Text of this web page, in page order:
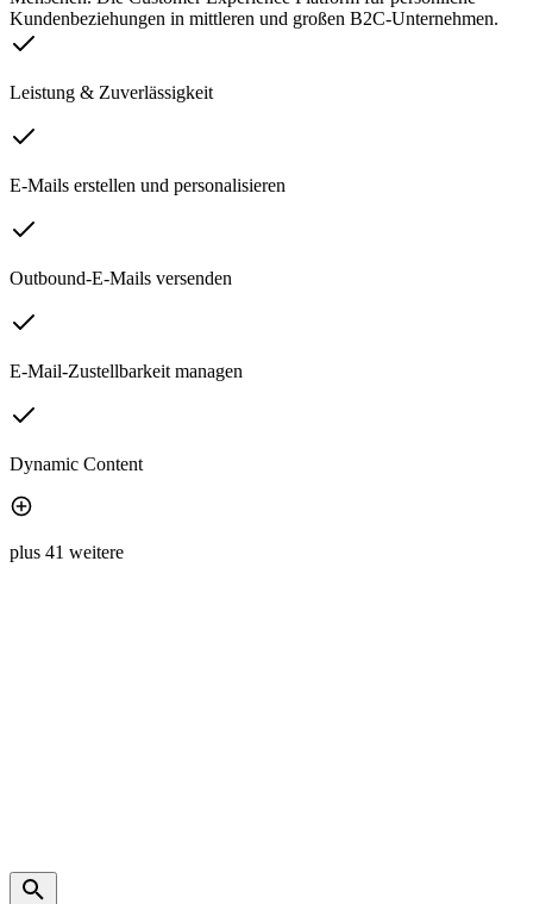
Kundenbeziehungen in mittleren und großen B2C-Unternehmen.
Leistung & Zuverlässigkeit
E-Mails erstellen und personalisieren
Outbound-E-Mails versenden
E-Mail-Zustellbarkeit managen
Dynamic Content
plus 41 weitere